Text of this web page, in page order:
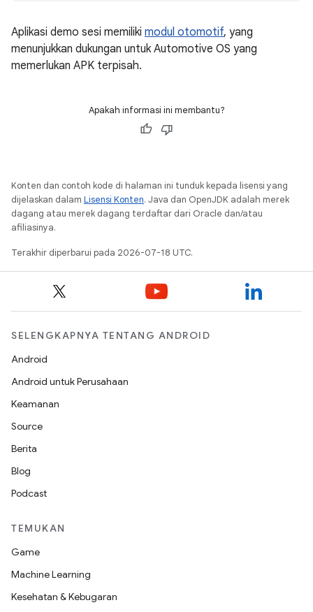
Aplikasi demo sesi memiliki modul otomotif, yang
menunjukkan dukungan untuk Automotive OS yang
memerlukan APK terpisah.
Apakah informasi ini membantu?
Konten dan contoh kode di halaman ini tunduk kepada lisensi yang
dijelaskan dalam Lisensi Konten. Java dan OpenJDK adalah merek
dagang atau merek dagang terdaftar dari Oracle dan/atau
afiliasinya.
Terakhir diperbarui pada 2026-07-18 UTC.
SELENGKAPNYA TENTANG ANDROID
Android
Android untuk Perusahaan
Keamanan
Source
Berita
Blog
Podcast
TEMUKAN
Game
Machine Learning
Kesehatan & Kebugaran